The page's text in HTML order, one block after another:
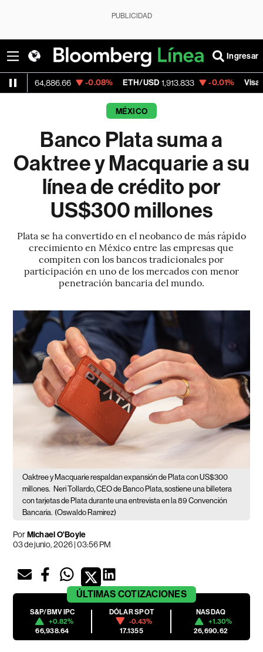
PUBLICIDAD
Ingresar
-0.08% ETH/USD 1,913.833 -0.01% Visa 362.50
MÉXICO
Banco Plata suma a
Oaktree y Macquarie a su
línea de crédito por
US$300 millones
Plata se ha convertido en el neobanco de más rápido
crecimiento en México entre las empresas que
compiten con los bancos tradicionales por
participación en uno de los mercados con menor
penetración bancaria del mundo.
Oaktree y Macquarie respaldan expansión de Plata con US$300
millones. Neri Tollardo, CEO de Banco Plata, sostiene una billetera
con tarjetas de Plata durante una entrevista en la 89 Convención
Bancaria. (Oswaldo Ramirez)
PorMichael O'Boyle
03 de junio, 2026 | 03:56 PM
ÚLTIMAS COTIZACIONES
S&P/BMV IPC
+0.82%
66,938.64
DÓLAR SPOT
-0.43%
17.1355
NASDAQ
+1.30%
26,690.62